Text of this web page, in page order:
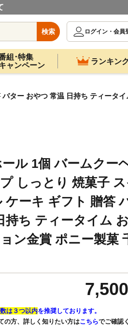
検索
ログイン・会員
組･特集
ャンペーン
ランキン
ター おやつ 常温 日持ち ティータ
ル 1個 バームクー
しっとり 焼菓子
ケーキ ギフト 贈答
持ち ティータイム
ン金賞 ポニー製菓
7,500
は３つ以内を推奨しております。
の方、詳しく知りたい方はこちらでご確認